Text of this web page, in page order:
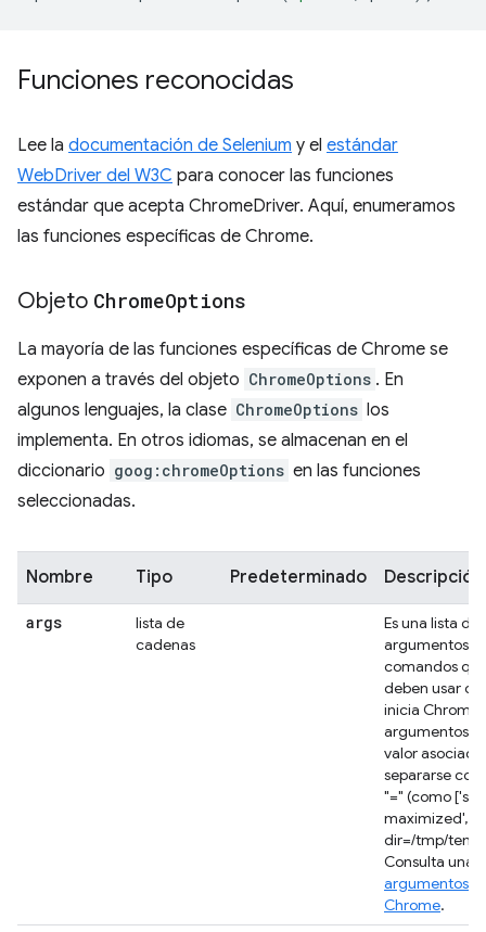
Funciones reconocidas
Lee la documentación de Selenium y el estándar
WebDriver del W3C para conocer las funciones
estándar que acepta ChromeDriver. Aquí, enumeramos
las funciones específicas de Chrome.
Objeto ChromeOptions
La mayoría de las funciones específicas de Chrome se
exponen a través del objeto ChromeOptions . En
algunos lenguajes, la clase ChromeOptions los
implementa. En otros idiomas, se almacenan en el
diccionario goog:chromeOptions en las funciones
seleccionadas.
Nombre Tipo Predeterminado Descripción
args
lista de
cadenas
Es una lista de
argumentos
comandos
deben usar
inicia Chrome.
argumentos
valor
separarse con
"=" (como
maximized',
dir=/tmp/
Consulta una
argumentos
Chrome.